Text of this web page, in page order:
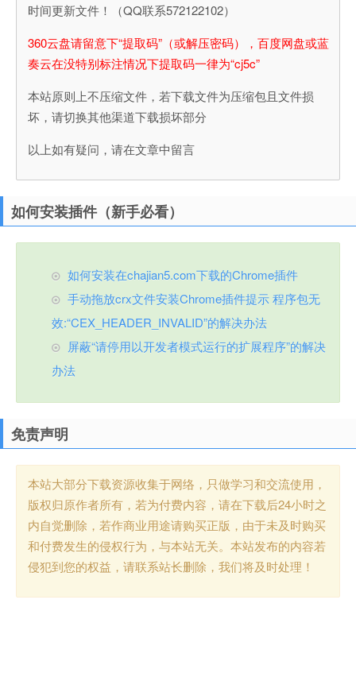
时间更新文件！（QQ联系572122102）
360云盘请留意下“提取码”（或解压密码），百度网盘或蓝
奏云在没特别标注情况下提取码一律为“cj5c”
本站原则上不压缩文件，若下载文件为压缩包且文件损
坏，请切换其他渠道下载损坏部分
以上如有疑问，请在文章中留言
如何安装插件（新手必看）
如何安装在chajian5.com下载的Chrome插件
手动拖放crx文件安装Chrome插件提示 程序包无
效:“CEX_HEADER_INVALID”的解决办法
屏蔽“请停用以开发者模式运行的扩展程序”的解决
办法
免责声明
本站大部分下载资源收集于网络，只做学习和交流使用，
版权归原作者所有，若为付费内容，请在下载后24小时之
内自觉删除，若作商业用途请购买正版，由于未及时购买
和付费发生的侵权行为，与本站无关。本站发布的内容若
侵犯到您的权益，请联系站长删除，我们将及时处理！